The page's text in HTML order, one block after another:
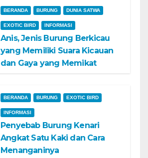
BERANDA BURUNG DUNIA SATWA
EXOTIC BIRD INFORMASI
Anis, Jenis Burung Berkicau
yang Memiliki Suara Kicauan
dan Gaya yang Memikat
BERANDA BURUNG EXOTIC BIRD
INFORMASI
Penyebab Burung Kenari
Angkat Satu Kaki dan Cara
Menanganinya